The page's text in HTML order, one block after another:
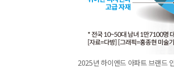
2025년 하이엔드 아파트 브랜드